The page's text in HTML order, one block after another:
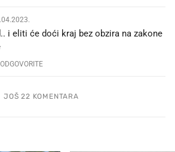
i eliti će doći kraj bez obzira na zakone
ODGOVORITE
JOŠ 22 KOMENTARA